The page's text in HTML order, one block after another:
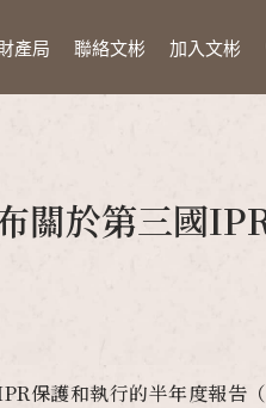
產局 聯絡文彬 加入文彬
關於第三國
保護和執行的半年度報告